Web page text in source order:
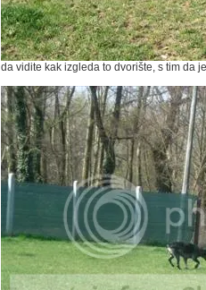
da vidite kak izgleda to dvorište, s tim da